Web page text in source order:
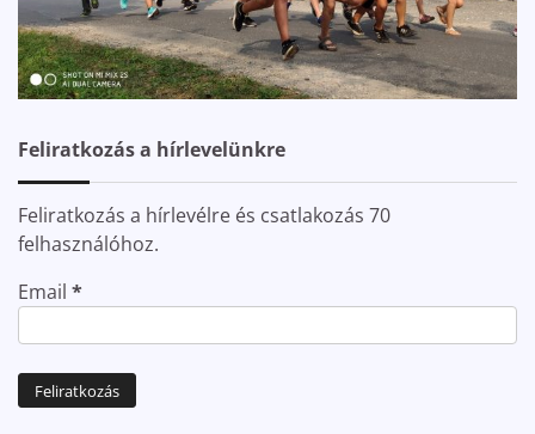
Feliratkozás a hírlevelünkre
Feliratkozás a hírlevélre és csatlakozás 70
felhasználóhoz.
Email *